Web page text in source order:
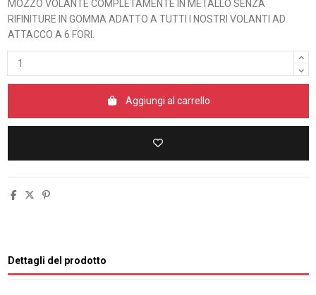
MOZZO VOLANTE COMPLETAMENTE IN METALLO SENZA
RIFINITURE IN GOMMA ADATTO A TUTTI I NOSTRI VOLANTI AD
ATTACCO A 6 FORI.
Aggiungi al carrello
Dettagli del prodotto